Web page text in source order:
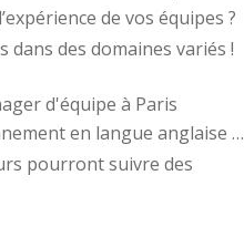
de vos équipes ?
des domaines variés !
en langue anglaise
pourront suivre des